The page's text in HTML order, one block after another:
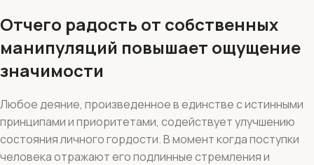
Отчего радость от собственных
манипуляций повышает ощущение
значимости
Любое деяние, произведенное в единстве с истинными
принципами и приоритетами, содействует улучшению
состояния личного гордости. В момент когда поступки
человека отражают его подлинные стремления и